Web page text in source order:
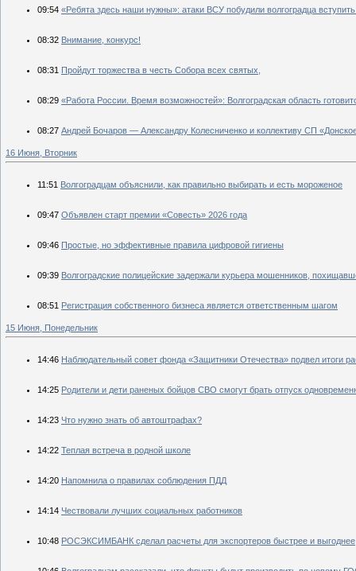
09:54 «Ребята здесь наши нужны»: атаки ВСУ побудили волгоградца
08:32 Внимание, конкурс!
08:31 Пройдут торжества в честь Собора всех святых,
08:29 «Работа России. Время возможностей»: Волгоградская область
08:27 Андрей Бочаров — Александру Колесниченко и коллективу СП
16 Июня, Вторник
11:51 Волгоградцам объяснили, как правильно выбирать и есть мороженое
09:47 Объявлен старт премии «Совесть» 2026 года
09:46 Простые, но эффективные правила цифровой гигиены
09:39 Волгоградские полицейские задержали курьера мошенников,
08:51 Регистрация собственного бизнеса является ответственным шагом
15 Июня, Понедельник
14:46 Наблюдательный совет фонда «Защитники Отечества» подвел итоги
14:25 Родители и дети раненых бойцов СВО смогут брать отпуск
14:23 Что нужно знать об автоштрафах?
14:22 Теплая встреча в родной школе
14:20 Напомнила о правилах соблюдения ПДД
14:14 Чествовали лучших социальных работников
10:48 РОСЭКСИМБАНК сделал расчеты для экспортеров быстрее и выгоднее